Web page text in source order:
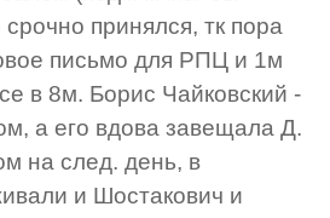
принялся, тк пора
письмо для РПЦ и 1м
в 8м. Борис Чайковский -
а его вдова завещала Д.
на след. день, в
и Шостакович и